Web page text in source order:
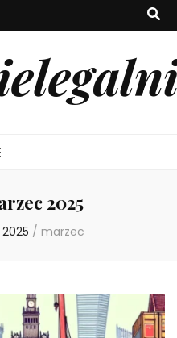
2025
2025 / marzec